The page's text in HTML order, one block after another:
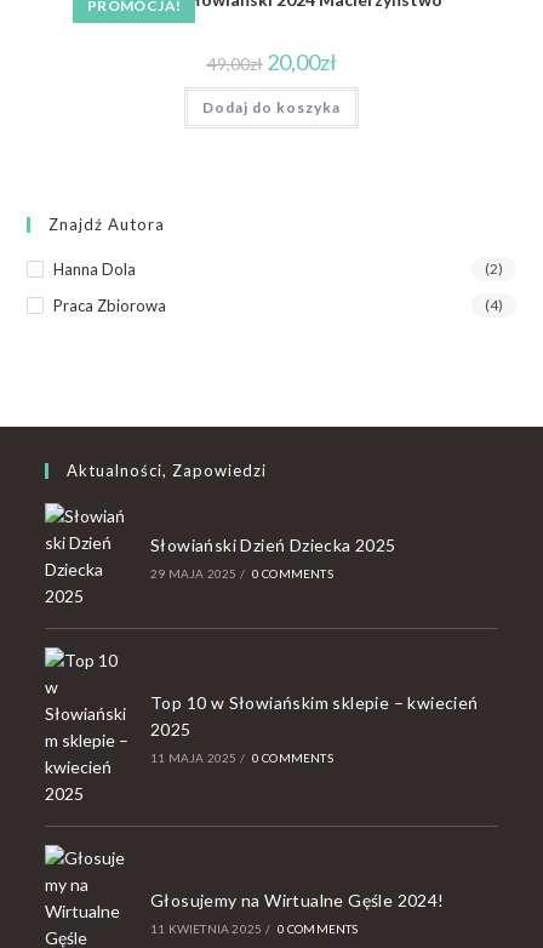
PROMOCJA!
49,00zł 20,00zł
Dodaj do koszyka
Znajdź Autora
Hanna Dola (2)
Praca Zbiorowa (4)
Aktualności, Zapowiedzi
Słowiański Dzień Dziecka 2025
29 MAJA 2025 / 0 COMMENTS
Top 10 w Słowiańskim sklepie – kwiecień
2025
11 MAJA 2025 / 0 COMMENTS
Głosujemy na Wirtualne Gęśle 2024!
11 KWIETNIA 2025 / 0 COMMENTS